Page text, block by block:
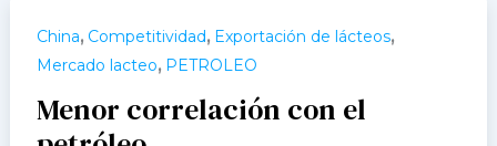
China, Competitividad, Exportación de lácteos,
Mercado lacteo, PETROLEO
Menor correlación con el